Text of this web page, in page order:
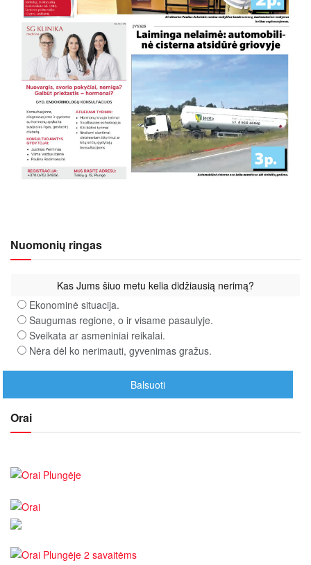
Nuomonių ringas
Kas Jums šiuo metu kelia didžiausią nerimą?
Ekonominė situacija.
Saugumas regione, o ir visame pasaulyje.
Sveikata ar asmeniniai reikalai.
Nėra dėl ko nerimauti, gyvenimas gražus.
Orai